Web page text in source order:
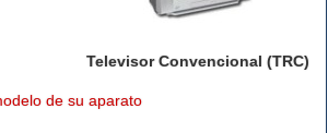
Televisor Convencional (TRC)
de su aparato